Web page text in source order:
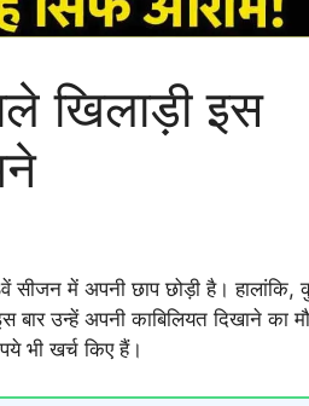
खिलाड़ी इस
सीजन में अपनी छाप छोड़ी है। हालांकि,
उन्हें अपनी काबिलियत दिखाने का
भी खर्च किए हैं।